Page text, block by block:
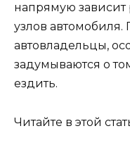
напрямую зависит
узлов
автовладельцы,
задумываются о
ездить.
Читайте в этой